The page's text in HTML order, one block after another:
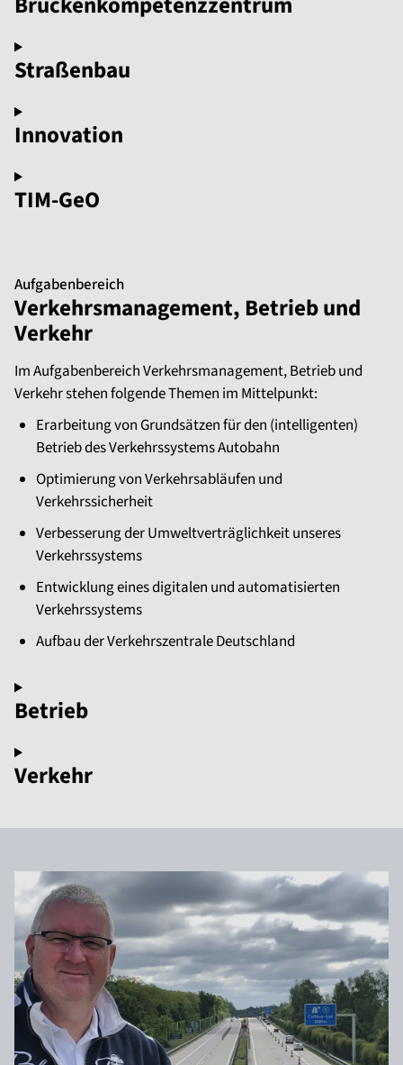
Straßenbau
Innovation
TIM-GeO
Aufgabenbereich
Verkehrsmanagement, Betrieb und
Verkehr
Im Aufgabenbereich Verkehrsmanagement, Betrieb und
Verkehr stehen folgende Themen im Mittelpunkt:
Erarbeitung von Grundsätzen für den (intelligenten)
Betrieb des Verkehrssystems Autobahn
Optimierung von Verkehrsabläufen und
Verkehrssicherheit
Verbesserung der Umweltverträglichkeit unseres
Verkehrssystems
Entwicklung eines digitalen und automatisierten
Verkehrssystems
Aufbau der Verkehrszentrale Deutschland
Betrieb
Verkehr